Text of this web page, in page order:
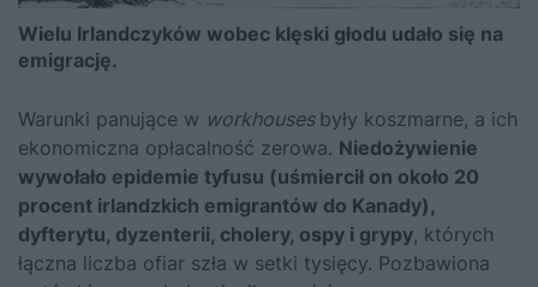
Wielu Irlandczyków wobec klęski głodu udało się na
emigrację.
Warunki panujące w workhouses były koszmarne, a ich
ekonomiczna opłacalność zerowa. Niedożywienie
wywołało epidemie tyfusu (uśmiercił on około 20
procent irlandzkich emigrantów do Kanady),
dyfterytu, dyzenterii, cholery, ospy i grypy, których
łączna liczba ofiar szła w setki tysięcy. Pozbawiona